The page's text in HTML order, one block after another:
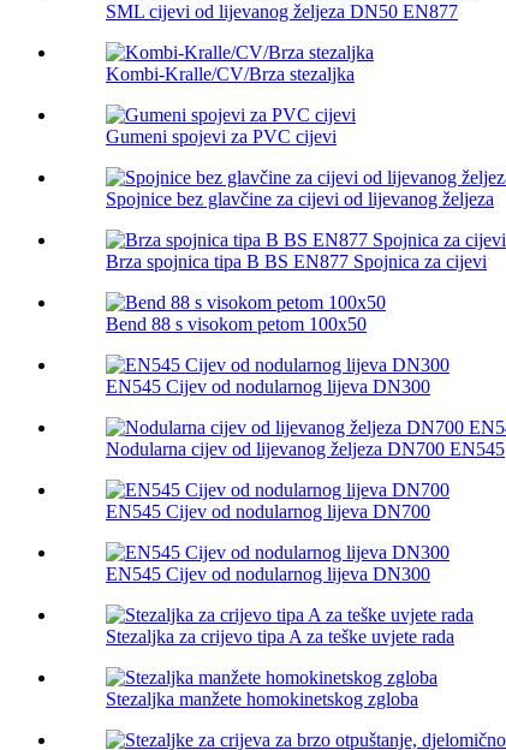
SML cijevi od lijevanog željeza DN50 EN877
Kombi-Kralle/CV/Brza stezaljka
Gumeni spojevi za PVC cijevi
Spojnice bez glavčine za cijevi od lijevanog željeza
Brza spojnica tipa B BS EN877 Spojnica za cijevi
Bend 88 s visokom petom 100x50
EN545 Cijev od nodularnog lijeva DN300
Nodularna cijev od lijevanog željeza DN700 EN545
EN545 Cijev od nodularnog lijeva DN700
EN545 Cijev od nodularnog lijeva DN300
Stezaljka za crijevo tipa A za teške uvjete rada
Stezaljka manžete homokinetskog zgloba